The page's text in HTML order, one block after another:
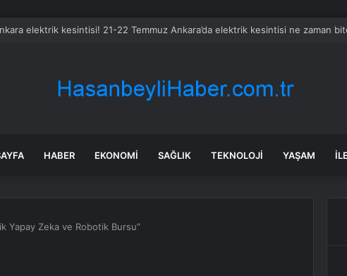
elektrik kesintisi! 21-22 Temmuz Ankara’da elektrik kesintisi ne zaman
HABER EKONOMI SAĞLIK TEKNOLOJI YAŞAM
Yapay Zeka ve Robotik Bursu”